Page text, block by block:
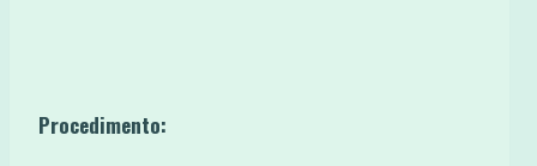
Procedimento: